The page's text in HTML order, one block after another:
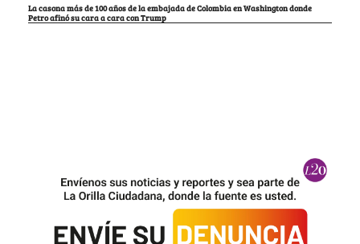
La casona más de 100 años de la embajada de Colombia en Washington donde
Petro afinó su cara a cara con Trump